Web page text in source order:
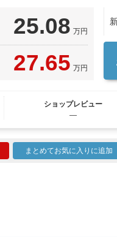
25.08 万円
27.65 万円
ショップレビュー
―
まとめてお気に入りに追加